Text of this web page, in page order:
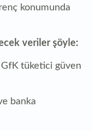
konumunda
veriler şöyle:
tüketici güven
banka